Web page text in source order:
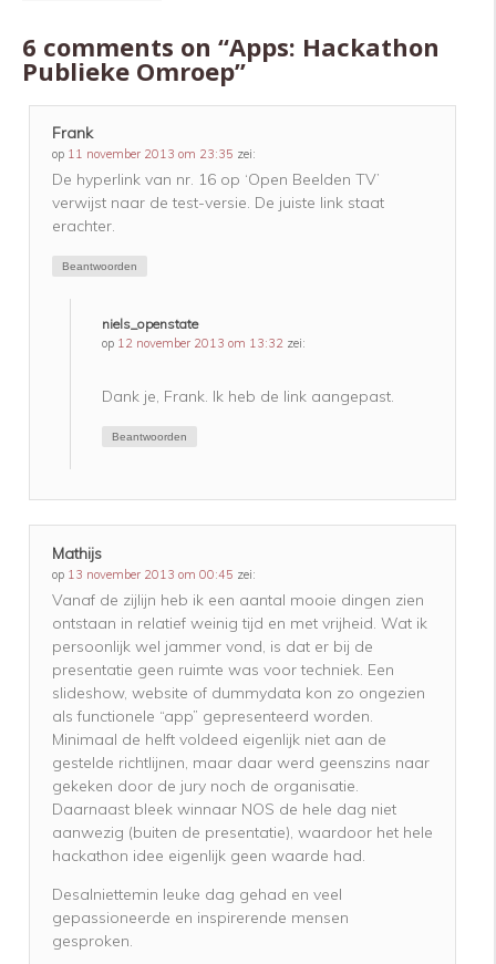
6 comments on “Apps: Hackathon
Publieke Omroep”
Frank
op 11 november 2013 om 23:35 zei:
De hyperlink van nr. 16 op ‘Open Beelden TV’
verwijst naar de test-versie. De juiste link staat
erachter.
Beantwoorden
niels_openstate
op 12 november 2013 om 13:32 zei:
Dank je, Frank. Ik heb de link aangepast.
Beantwoorden
Mathijs
op 13 november 2013 om 00:45 zei:
Vanaf de zijlijn heb ik een aantal mooie dingen zien
ontstaan in relatief weinig tijd en met vrijheid. Wat ik
persoonlijk wel jammer vond, is dat er bij de
presentatie geen ruimte was voor techniek. Een
slideshow, website of dummydata kon zo ongezien
als functionele “app” gepresenteerd worden.
Minimaal de helft voldeed eigenlijk niet aan de
gestelde richtlijnen, maar daar werd geenszins naar
gekeken door de jury noch de organisatie.
Daarnaast bleek winnaar NOS de hele dag niet
aanwezig (buiten de presentatie), waardoor het hele
hackathon idee eigenlijk geen waarde had.
Desalniettemin leuke dag gehad en veel
gepassioneerde en inspirerende mensen
gesproken.